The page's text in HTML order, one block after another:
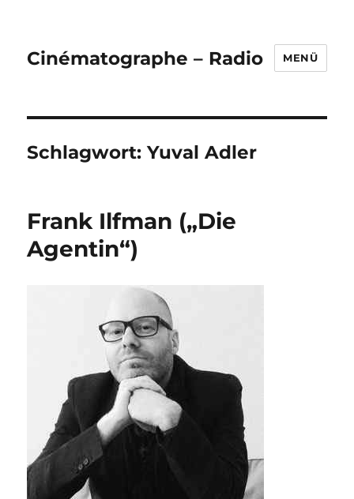
Cinématographe – Radio MENÜ
Schlagwort:Yuval Adler
Frank Ilfman („Die
Agentin“)